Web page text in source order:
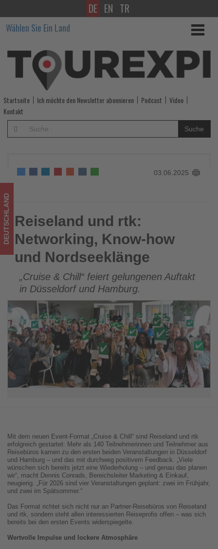
Reiseland
und
rtk:
Networking,
Know-
how
und
Wissen,
was
im
Tourismus
los
ist!
DE EN TR
Wählen Sie Ein Land
Startseite Ich möchte den Newsletter abonnieren Podcast
Video
Kontakt
Suche
03.06.2025
Reiseland und rtk: Networking, Know-how und Nordseeklänge
DEUTSCHLAND Reiseland und rtk:
Networking, Know-how
und Nordseeklänge
„Cruise & Chill“ feiert gelungenen Auftakt
in Düsseldorf und Hamburg.
Mit dem neuen Event-Format „Cruise & Chill“ sind Reiseland und rtk
erfolgreich gestartet: Mehr als 140 Teilnehmerinnen und Teilnehmer aus
Reisebüros kamen zu den ersten beiden Veranstaltungen in Düsseldorf
und Hamburg – und das mit durchweg positivem Feedback. „Viele
wünschen sich bereits jetzt eine Wiederholung – und genau das planen
wir“, macht Dennis Conrads, Bereichsleiter Marketing & Einkauf,
neugierig. „Für 2026 sind vier Veranstaltungen geplant: zwei im Frühjahr,
und zwei im Spätsommer.“
Das Format richtet sich nicht nur an Partner-Reisebüros von Reiseland
und rtk, sondern steht allen interessierten Reiseprofis offen – was sich
bereits bei den ersten Events widerspiegelte.
Wertvolle Impulse und lockere Atmosphäre